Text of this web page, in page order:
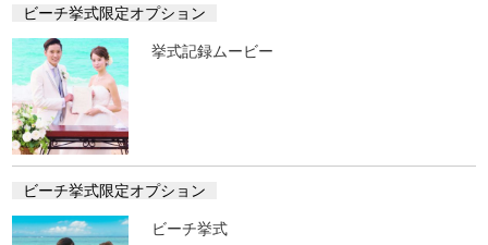
ビーチ挙式限定オプション
挙式記録ムービー
ビーチ挙式限定オプション
ビーチ挙式